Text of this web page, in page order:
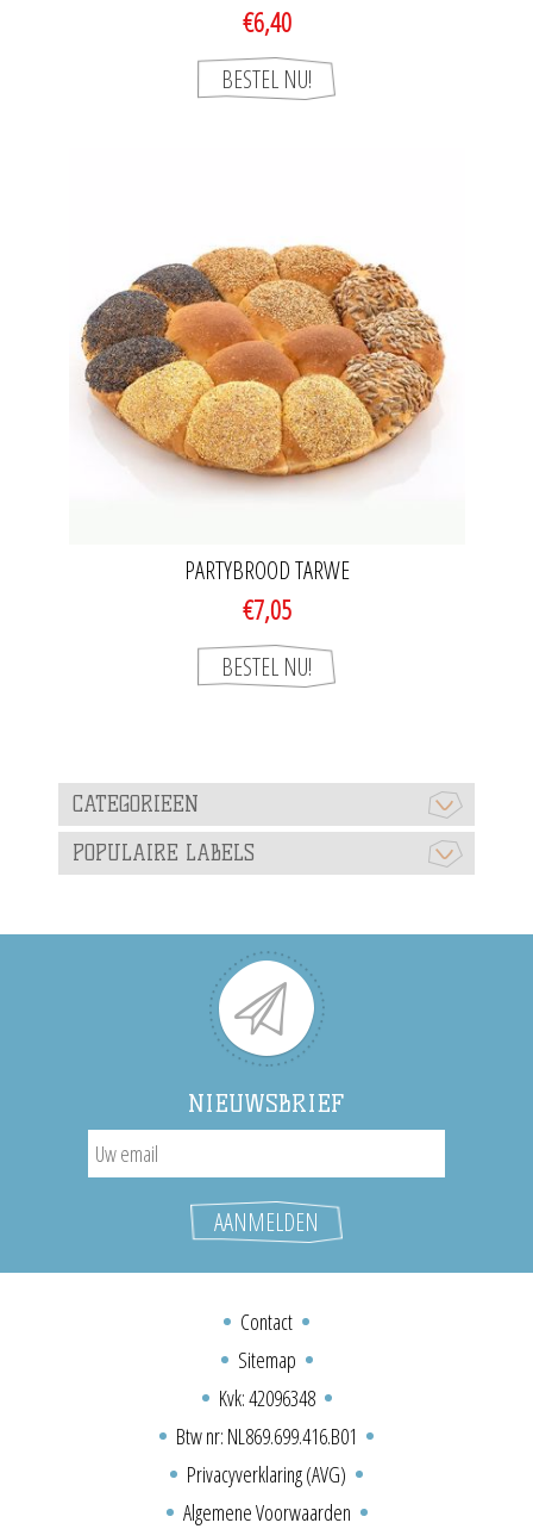
€6,40
PARTYBROOD TARWE
€7,05
CATEGORIEEN
POPULAIRE LABELS
NIEUWSBRIEF
Contact
Sitemap
Kvk: 42096348
Btw nr: NL869.699.416.B01
Privacyverklaring (AVG)
Algemene Voorwaarden